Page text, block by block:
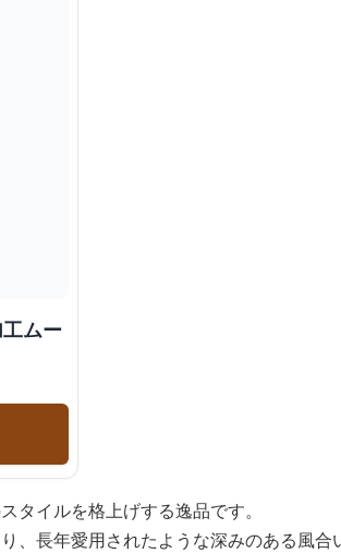
ムー
タイルを格上げする逸品です。
、長年愛用されたような深みのある風合